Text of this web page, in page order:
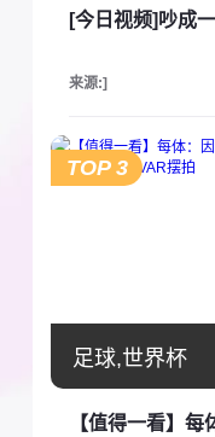
来源:]
TOP 3
足球,世界杯